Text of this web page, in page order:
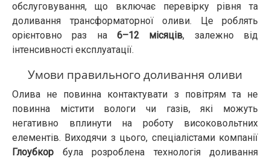
обслуговування, що включає перевірку рівня та
доливання трансформаторної оливи. Це роблять
орієнтовно раз на 6–12 місяців, залежно від
інтенсивності експлуатації.
Умови правильного доливання оливи
Олива не повинна контактувати з повітрям та не
повинна містити вологи чи газів, які можуть
негативно вплинути на роботу високовольтних
елементів. Виходячи з цього, спеціалістами компанії
Глоубкор була розроблена технологія доливання